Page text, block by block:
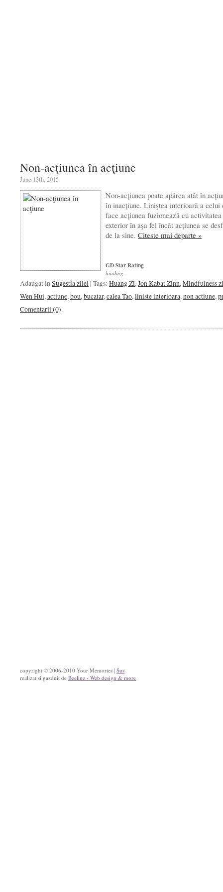
Non-acţiunea în acţiune
June 13th, 2015
Non-acţiunea poate apărea atât în
în inacţiune. Liniştea interioară a celui
face acţiunea fuzionează cu
exterior în aşa fel încât acţi­unea se
de la sine. Citeste mai departe »
GD Star Rating
loading...
Adaugat inSugestia zilei | Tags: Huang Zî,Jon Kabat Zinn,Mindfulness
Wen Hui,actiune,bou,bucatar,calea Tao,liniste interioara,non actiune,
Comentarii (0)
copyright © 2006-2010 Your Memories | Sus
realizat si gazduit de Beeline - Web design & more